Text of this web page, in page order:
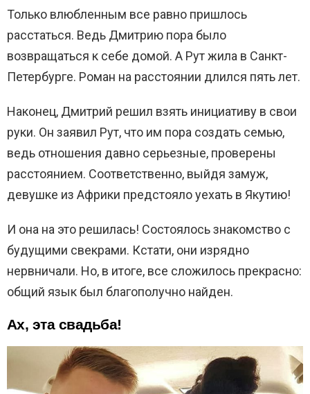
Только влюбленным все равно пришлось
расстаться. Ведь Дмитрию пора было
возвращаться к себе домой. А Рут жила в Санкт-
Петербурге. Роман на расстоянии длился пять лет.
Наконец, Дмитрий решил взять инициативу в свои
руки. Он заявил Рут, что им пора создать семью,
ведь отношения давно серьезные, проверены
расстоянием. Соответственно, выйдя замуж,
девушке из Африки предстояло уехать в Якутию!
И она на это решилась! Состоялось знакомство с
будущими свекрами. Кстати, они изрядно
нервничали. Но, в итоге, все сложилось прекрасно:
общий язык был благополучно найден.
Ах, эта свадьба!